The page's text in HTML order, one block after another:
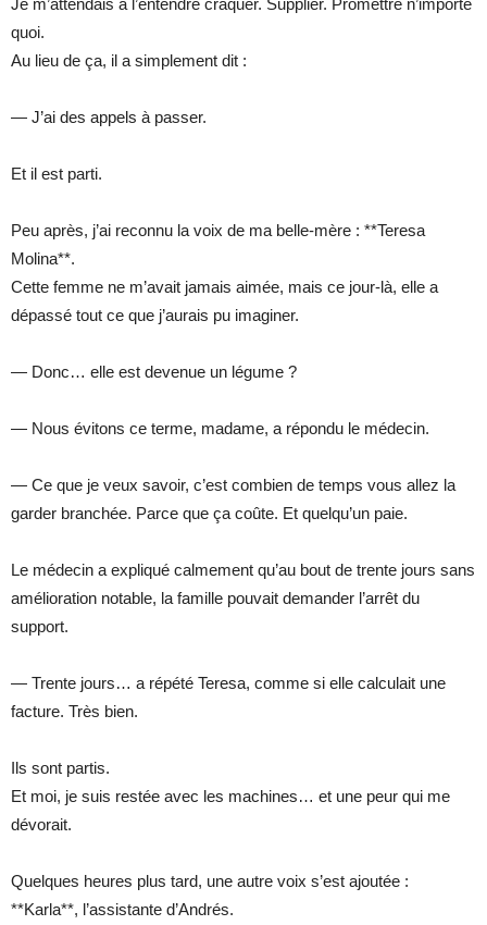
quoi.
Au lieu de ça, il a simplement dit :
— J’ai des appels à passer.
Et il est parti.
Peu après, j’ai reconnu la voix de ma belle-mère : **Teresa
Molina**.
Cette femme ne m’avait jamais aimée, mais ce jour-là, elle a
dépassé tout ce que j’aurais pu imaginer.
— Donc… elle est devenue un légume ?
— Nous évitons ce terme, madame, a répondu le médecin.
— Ce que je veux savoir, c’est combien de temps vous allez la
garder branchée. Parce que ça coûte. Et quelqu’un paie.
Le médecin a expliqué calmement qu’au bout de trente jours sans
amélioration notable, la famille pouvait demander l’arrêt du
support.
— Trente jours… a répété Teresa, comme si elle calculait une
facture. Très bien.
Ils sont partis.
Et moi, je suis restée avec les machines… et une peur qui me
dévorait.
Quelques heures plus tard, une autre voix s’est ajoutée :
**Karla**, l’assistante d’Andrés.